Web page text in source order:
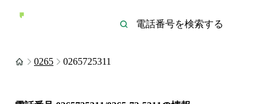
0265 0265725311